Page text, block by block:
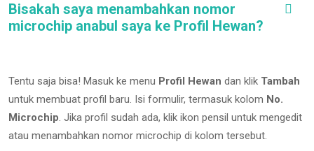
Bisakah saya menambahkan nomor
microchip anabul saya ke Profil Hewan?
Tentu saja bisa! Masuk ke menu Profil Hewan dan klik Tambah
untuk membuat profil baru. Isi formulir, termasuk kolom No.
Microchip. Jika profil sudah ada, klik ikon pensil untuk mengedit
atau menambahkan nomor microchip di kolom tersebut.